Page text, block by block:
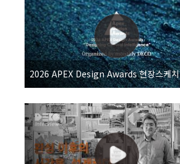
2026 APEX Design Awards 현장스케치